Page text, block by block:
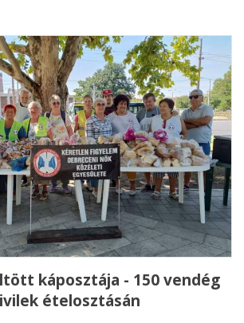
káposztája - 150 vendég
ételosztásán